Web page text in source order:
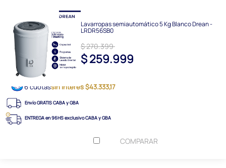
Lavarropas semiautomático 5 Kg Blanco Drean -
LRDR56SB0
$ 270.399
$ 259.999
6 cuotassin interés $43.333,17
Envío GRATIS CABA y GBA
ENTREGA en 96HS exclusivo CABA y GBA
COMPARAR